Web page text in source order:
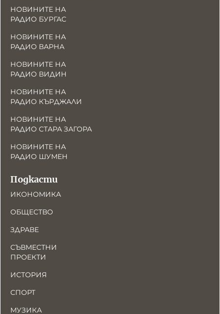
НОВИНИТЕ НА
РАДИО БУРГАС
НОВИНИТЕ НА
РАДИО ВАРНА
НОВИНИТЕ НА
РАДИО ВИДИН
НОВИНИТЕ НА
РАДИО КЪРДЖАЛИ
НОВИНИТЕ НА
РАДИО СТАРА ЗАГОРА
НОВИНИТЕ НА
РАДИО ШУМЕН
Подкасти
ИКОНОМИКА
ОБЩЕСТВО
ЗДРАВЕ
СЪВМЕСТНИ
ПРОЕКТИ
ИСТОРИЯ
СПОРТ
МУЗИКА